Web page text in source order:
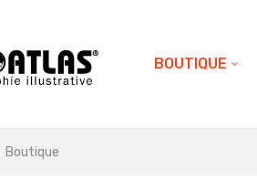
BOUTIQUE
Boutique